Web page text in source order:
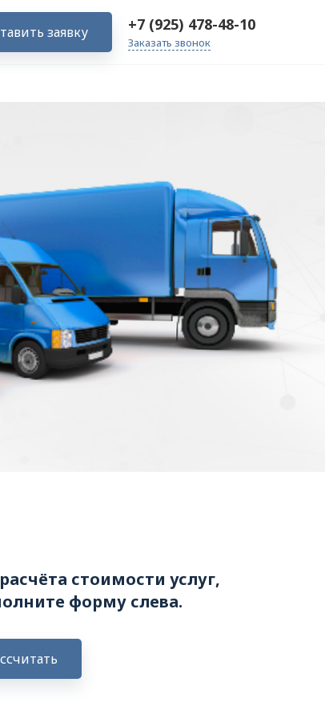
заявку +7 (925) 478-48-10
Заказать звонок
стоимости услуг,
форму слева.